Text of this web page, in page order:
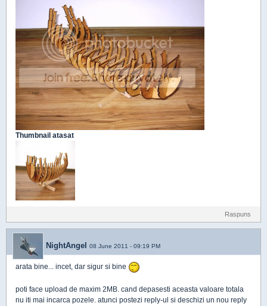
Thumbnail atasat
Raspuns
NightAngel 08 June 2011 - 09:19 PM
arata bine... incet, dar sigur si bine
poti face upload de maxim 2MB. cand depasesti aceasta valoare totala
nu iti mai incarca pozele. atunci postezi reply-ul si deschizi un nou reply